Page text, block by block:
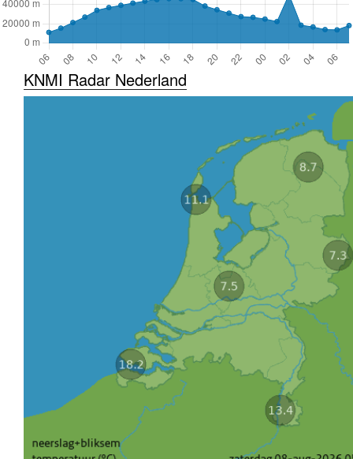
KNMI Radar Nederland